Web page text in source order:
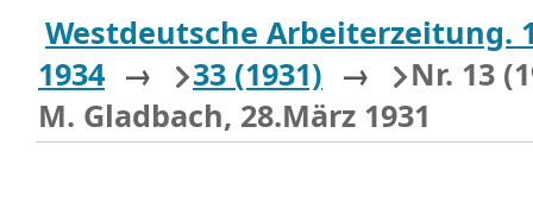
Westdeutsche Arbeiterzeitung.
1934 → 33 (1931) →
Nr. 13
M. Gladbach, 28.März 1931